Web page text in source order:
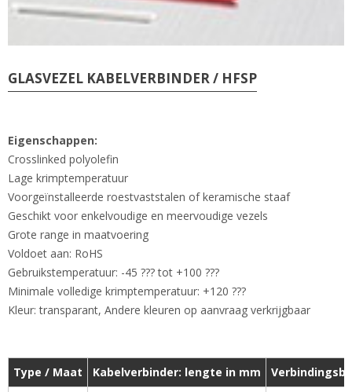
GLASVEZEL KABELVERBINDER / HFSP
Eigenschappen:
Crosslinked polyolefin
Lage krimptemperatuur
Voorgeïnstalleerde roestvaststalen of keramische staaf
Geschikt voor enkelvoudige en meervoudige vezels
Grote range in maatvoering
Voldoet aan: RoHS
Gebruikstemperatuur: -45 ??? tot +100 ???
Minimale volledige krimptemperatuur: +120 ???
Kleur: transparant, Andere kleuren op aanvraag verkrijgbaar
Type / Maat Kabelverbinder: lengte in mm